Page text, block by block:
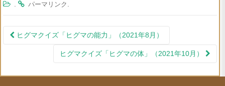
パーマリンク
投稿ナビゲーション
ヒグマクイズ「ヒグマの能力」（2021年8月）
ヒグマクイズ「ヒグマの体」（2021年10月）